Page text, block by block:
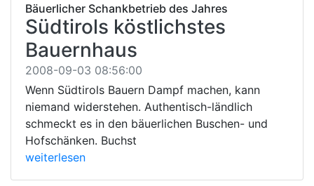
Bäuerlicher Schankbetrieb des Jahres
Südtirols köstlichstes
Bauernhaus
2008-09-03 08:56:00
Wenn Südtirols Bauern Dampf machen, kann
niemand widerstehen. Authentisch-ländlich
schmeckt es in den bäuerlichen Buschen- und
Hofschänken. Buchst
weiterlesen